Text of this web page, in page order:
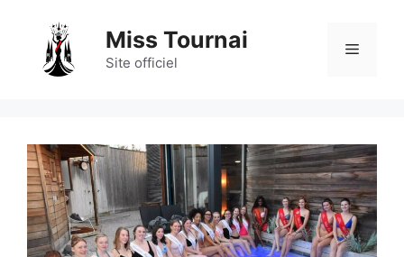
contenu
Miss Tournai
Site officiel
Menu